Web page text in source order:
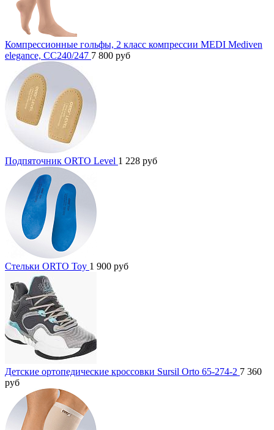
Компрессионные гольфы, 2 класс компрессии MEDI Mediven
elegance, CC240/247 7 800 руб
Подпяточник ORTO Level 1 228 руб
Стельки ORTO Toy 1 900 руб
Детские ортопедические кроссовки Sursil Orto 65-274-2 7 360
руб